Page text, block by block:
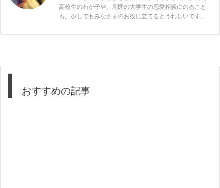
高校生のわが子や、周囲の大学生の恋愛相談にのること
も。少しでもみなさまのお役に立てるとうれしいです。
おすすめの記事